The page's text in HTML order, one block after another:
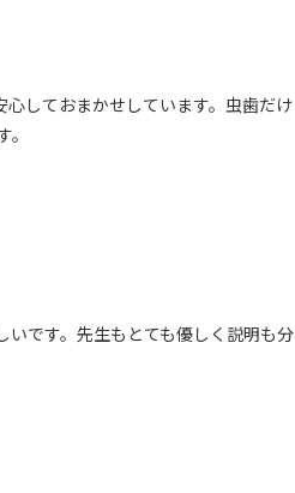
しておまかせしています。虫歯だけ
です。先生もとても優しく説明も分